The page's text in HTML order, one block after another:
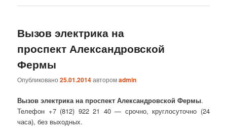
Вызов электрика на
проспект Александровской
Фермы
Опубликовано25.01.2014авторомadmin
Вызов электрика на проспект Александровской Фермы.
Телефон +7 (812) 922 21 40 — срочно, круглосуточно (24
часа), без выходных.